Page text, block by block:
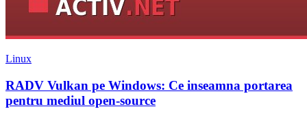
Linux
RADV Vulkan pe Windows: Ce inseamna portarea
pentru mediul open-source